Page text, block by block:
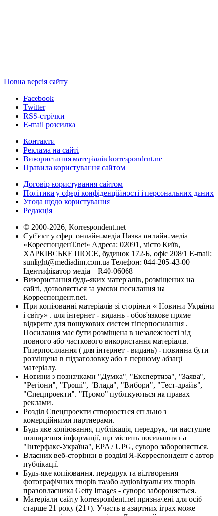
Повна версія сайту
Facebook
Twitter
RSS-стрічки
E-mail розсилка
Контакти
Реклама на сайті
Використання матеріалів korrespondent.net
Правила користування сайтом
Договір користування сайтом
Політика у сфері конфіденційності і персональних даних
Угода щодо користування
Редакція
© 2000-2026, Korrespondent.net
Суб'єкт у сфері онлайн-медіа Назва онлайн-медіа –
«КореспонденТ.net» Адреса: 02091, місто Київ,
ХАРКІВСЬКЕ ШОСЕ, будинок 172-Б, офіс 208/1 E-mail:
sunlight@mediadim.com.ua Телефон: 044-205-43-00
Ідентифікатор медіа – R40-06068
Використання будь-яких матеріалів, розміщених на
сайті, дозволяється за умови посилання на
Корреспондент.net.
При копіюванні матеріалів зі сторінки « Новини України
і світу» , для інтернет - видань - обов'язкове пряме
відкрите для пошукових систем гіперпосилання .
Посилання має бути розміщена в незалежності від
повного або часткового використання матеріалів.
Гіперпосилання ( для інтернет - видань) - повинна бути
розміщена в підзаголовку або в першому абзаці
матеріалу.
Новини з позначками "Думка", "Експертиза", "Заява",
"Регіони", "Гроші", "Влада", "Вибори", "Тест-драйв",
"Спецпроекти", "Промо" публікуються на правах
реклами.
Розділ Спецпроекти створюється спільно з
комерційними партнерами.
Будь яке копіювання, публікація, передрук, чи наступне
поширення інформації, що містить посилання на
"Інтерфакс-Україна", EPA / UPG, суворо забороняється.
Власник веб-сторінки в розділі Я-Корреспондент є автор
публікації.
Будь-яке копіювання, передрук та відтворення
фотографічних творів та/або аудіовізуальних творів
правовласника Getty Images - суворо забороняється.
Матеріали сайту korrespondent.net призначені для осіб
старше 21 року (21+). Участь в азартних іграх може